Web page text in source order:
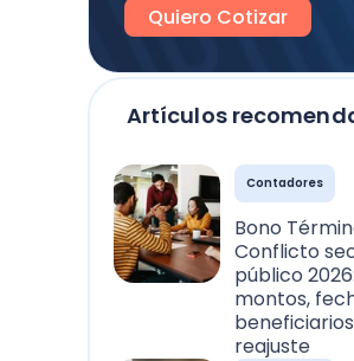
Artículos
Contadores
Bono
Conflicto
público 2026:
montos,
reajuste
Quiero Cotizar